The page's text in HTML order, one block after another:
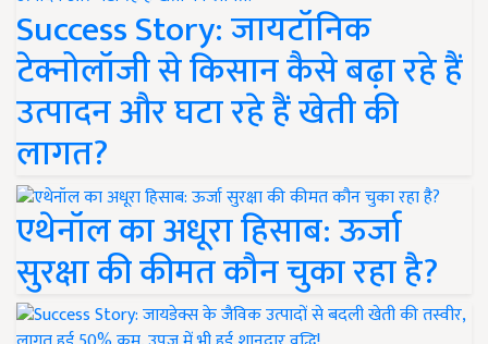
Success Story: जायटॉनिक
टेक्नोलॉजी से किसान कैसे बढ़ा रहे हैं
उत्पादन और घटा रहे हैं खेती की
लागत?
एथेनॉल का अधूरा हिसाब: ऊर्जा
सुरक्षा की कीमत कौन चुका रहा है?